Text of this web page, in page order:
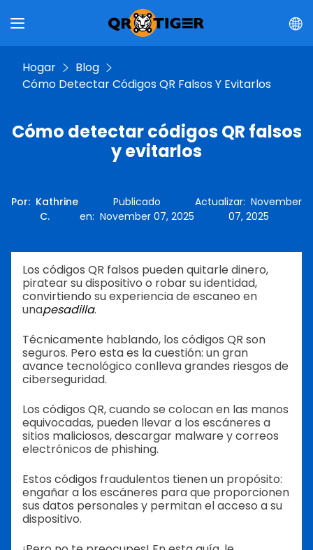
Hogar
Blog
Cómo Detectar Códigos QR Falsos Y Evitarlos
Cómo detectar códigos QR falsos
y evitarlos
Por: Kathrine
C.
Publicado
en: November 07, 2025
Actualizar: November
07, 2025
Los códigos QR falsos pueden quitarle dinero,
piratear su dispositivo o robar su identidad,
convirtiendo su experiencia de escaneo en
unapesadilla.
Técnicamente hablando, los códigos QR son
seguros. Pero esta es la cuestión: un gran
avance tecnológico conlleva grandes riesgos de
ciberseguridad.
Los códigos QR, cuando se colocan en las manos
equivocadas, pueden llevar a los escáneres a
sitios maliciosos, descargar malware y correos
electrónicos de phishing.
Estos códigos fraudulentos tienen un propósito:
engañar a los escáneres para que proporcionen
sus datos personales y permitan el acceso a su
dispositivo.